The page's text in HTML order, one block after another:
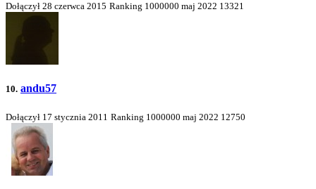
Dołączył 28 czerwca 2015 Ranking 1000000 maj 2022 13321
10. andu57
Dołączył 17 stycznia 2011 Ranking 1000000 maj 2022 12750